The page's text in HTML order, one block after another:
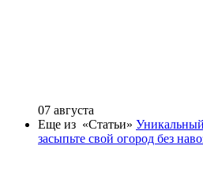
07 августа
Еще из «Статьи»
засыпьте свой огород без